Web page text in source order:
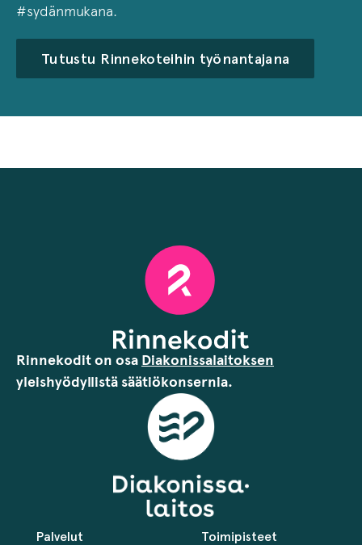
#sydänmukana.
Tutustu Rinnekoteihin työnantajana
Rinnekodit on osa Diakonissalaitoksen
yleishyödyllistä säätiökonsernia.
Palvelut Toimipisteet